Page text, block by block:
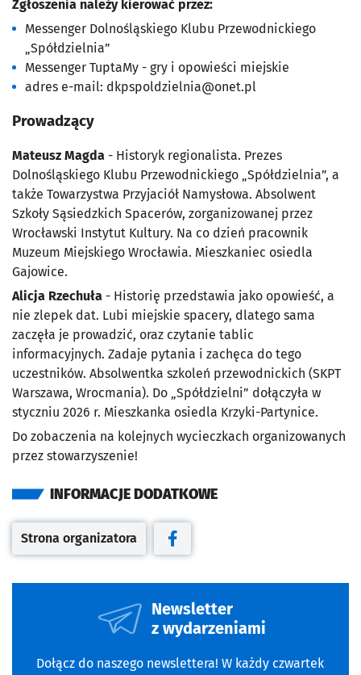
Zgłoszenia należy kierować przez:
Messenger Dolnośląskiego Klubu Przewodnickiego
„Spółdzielnia”
Messenger TuptaMy - gry i opowieści miejskie
adres e-mail: dkpspoldzielnia@onet.pl
Prowadzący
Mateusz Magda - Historyk regionalista. Prezes
Dolnośląskiego Klubu Przewodnickiego „Spółdzielnia”, a
także Towarzystwa Przyjaciół Namysłowa. Absolwent
Szkoły Sąsiedzkich Spacerów, zorganizowanej przez
Wrocławski Instytut Kultury. Na co dzień pracownik
Muzeum Miejskiego Wrocławia. Mieszkaniec osiedla
Gajowice.
Alicja Rzechuła - Historię przedstawia jako opowieść, a
nie zlepek dat. Lubi miejskie spacery, dlatego sama
zaczęła je prowadzić, oraz czytanie tablic
informacyjnych. Zadaje pytania i zachęca do tego
uczestników. Absolwentka szkoleń przewodnickich (SKPT
Warszawa, Wrocmania). Do „Spółdzielni” dołączyła w
styczniu 2026 r. Mieszkanka osiedla Krzyki-Partynice.
Do zobaczenia na kolejnych wycieczkach organizowanych
przez stowarzyszenie!
INFORMACJE DODATKOWE
Otwiera się w nowej karcie
Strona organizatora
Otwiera się w nowej karcie
Newsletter
z wydarzeniami
Dołącz do naszego newslettera! W każdy czwartek